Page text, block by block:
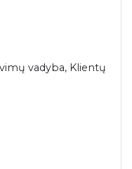
vadyba, Klientų